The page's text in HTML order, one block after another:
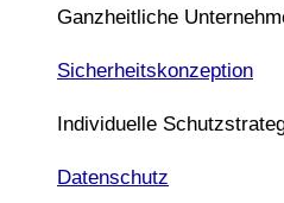
Ganzheitliche
Sicherheitskonzeption
Individuelle
Datenschutz